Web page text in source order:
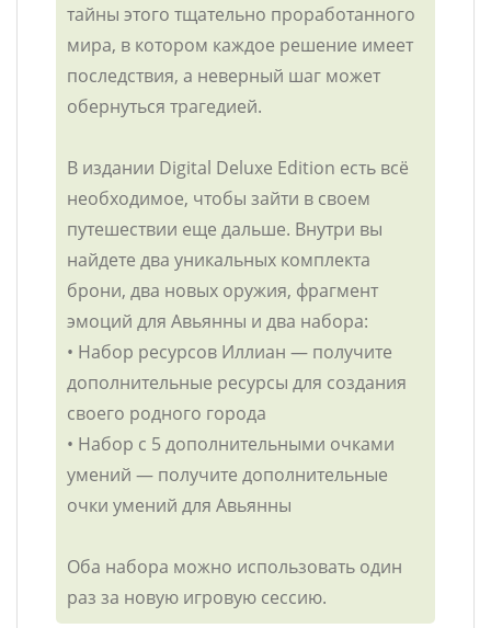
тайны этого тщательно проработанного
мира, в котором каждое решение имеет
последствия, а неверный шаг может
обернуться трагедией.
В издании Digital Deluxe Edition есть всё
необходимое, чтобы зайти в своем
путешествии еще дальше. Внутри вы
найдете два уникальных комплекта
брони, два новых оружия, фрагмент
эмоций для Авьянны и два набора:
• Набор ресурсов Иллиан — получите
дополнительные ресурсы для создания
своего родного города
• Набор с 5 дополнительными очками
умений — получите дополнительные
очки умений для Авьянны
Оба набора можно использовать один
раз за новую игровую сессию.